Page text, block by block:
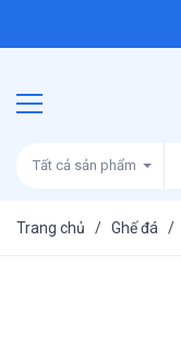
Tất cả sản phẩm
Trang chủ / Ghế đá /